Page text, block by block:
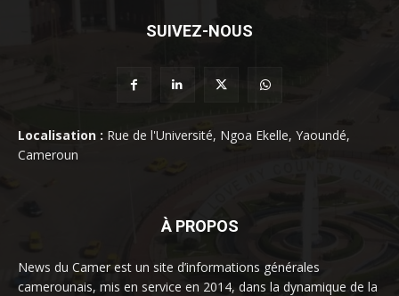
SUIVEZ-NOUS
Localisation : Rue de l'Université, Ngoa Ekelle, Yaoundé,
Cameroun
À PROPOS
News du Camer est un site d’informations générales
camerounais, mis en service en 2014, dans la dynamique de la